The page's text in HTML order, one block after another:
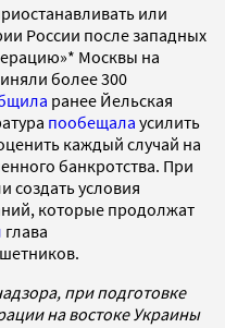
или
России после западных
Москвы на
более 300
ранее Йельская
пообещала усилить
каждый случай на
банкротства. При
создать условия
которые продолжат
глава
при подготовке
на востоке Украины